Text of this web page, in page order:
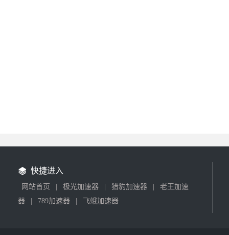
快捷进入
网站首页 极光加速器 猎豹加速器
老王加速
器
789加速器 飞蛾加速器